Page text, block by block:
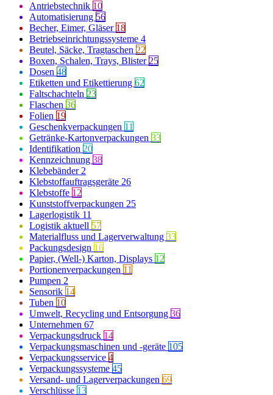
Antriebstechnik 10
Automatisierung 56
Becher, Eimer, Gläser 18
Betriebseinrichtungssysteme 4
Beutel, Säcke, Tragtaschen 22
Boxen, Schalen, Trays, Blister 25
Dosen 48
Etiketten und Etikettierung 62
Faltschachteln 23
Flaschen 36
Folien 19
Geschenkverpackungen 11
Getränke-Kartonverpackungen 33
Identifikation 20
Kennzeichnung 38
Klebebänder 2
Klebstoffauftragsgeräte 26
Klebstoffe 12
Kunststoffverpackungen 25
Lagerlogistik 11
Logistik aktuell 57
Materialfluss und Lagerverwaltung 33
Packungsdesign 16
Papier, (Well-) Karton, Displays 12
Portionenverpackungen 11
Pumpen 2
Sensorik 14
Tuben 10
Umwelt, Recycling und Entsorgung 36
Unternehmen 67
Verpackungsdruck 14
Verpackungsmaschinen und -geräte 105
Verpackungsservice 4
Verpackungssysteme 45
Versand- und Lagerverpackungen 69
Verschlüsse 13